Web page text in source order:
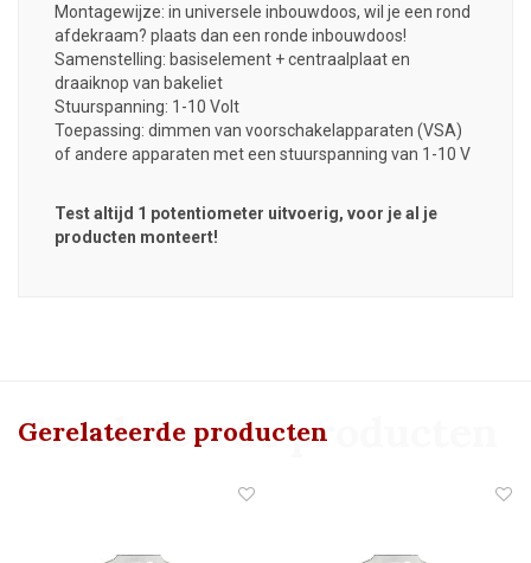
Montagewijze: in universele inbouwdoos, wil je een rond
afdekraam? plaats dan een ronde inbouwdoos!
Samenstelling: basiselement + centraalplaat en
draaiknop van bakeliet
Stuurspanning: 1-10 Volt
Toepassing: dimmen van voorschakelapparaten (VSA)
of andere apparaten met een stuurspanning van 1-10 V
Test altijd 1 potentiometer uitvoerig, voor je al je
producten monteert!
Gerelateerde producten
Gerelateerde producten